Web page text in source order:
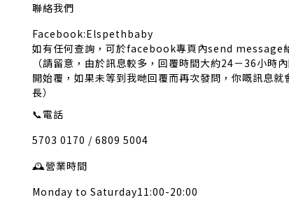
聯絡我們
Facebook:Elspethbaby
如有任何查詢，可於facebook專頁內send message
（請留意，由於訊息較多，回覆時間大約24－36小時
開始覆，如果未等到我哋回覆而再次發問，你嘅訊息
長）
📞電話
5703 0170 / 6809 5004
🕰️營業時間
Monday to Saturday11:00-20:00